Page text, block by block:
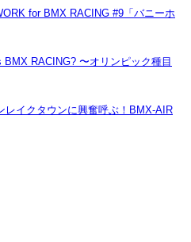
for BMX RACING #9「バニーホ
BMX RACING? 〜オリンピック種目
レイクタウンに興奮呼ぶ！BMX-AIR